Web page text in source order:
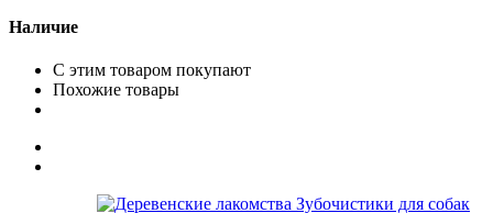
Наличие
С этим товаром покупают
Похожие товары